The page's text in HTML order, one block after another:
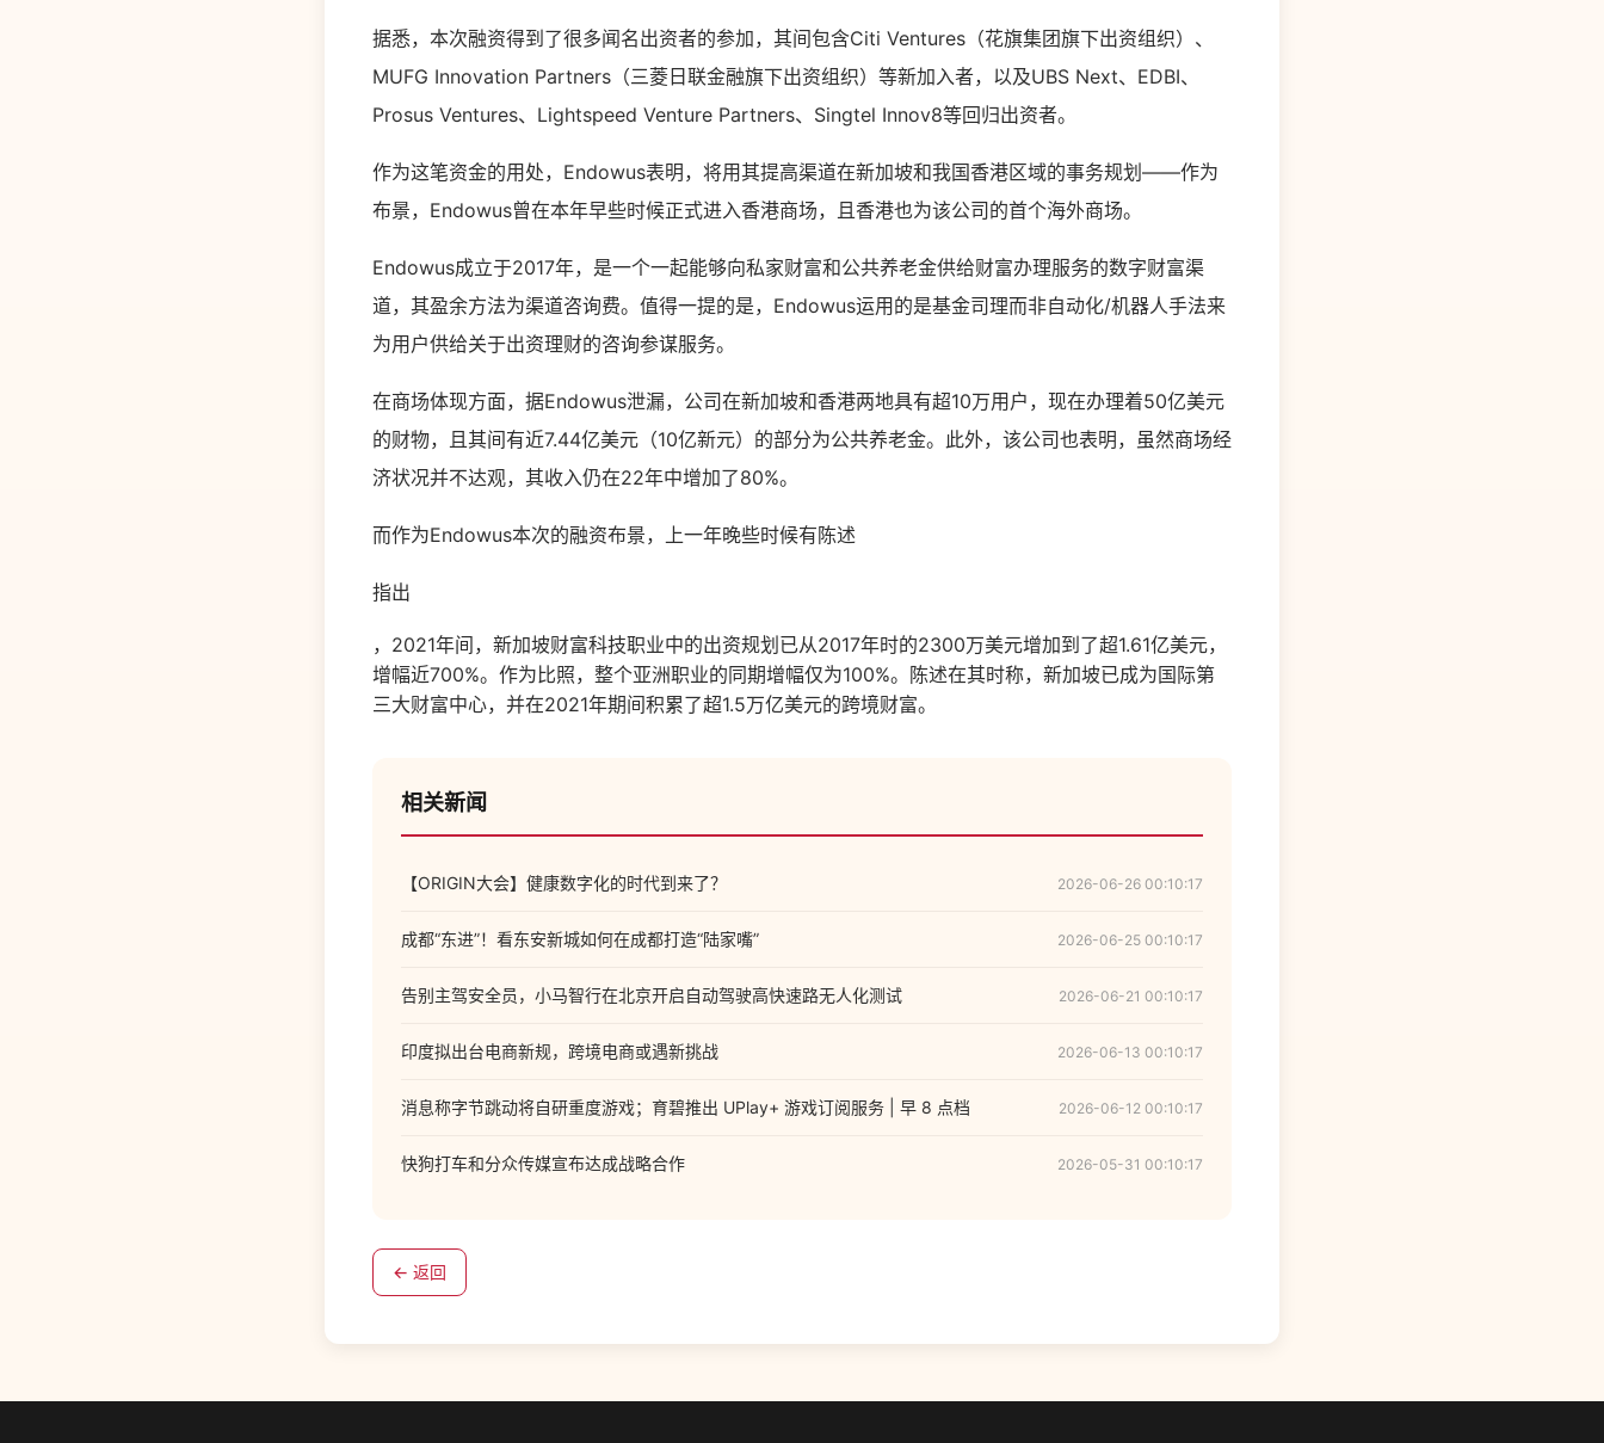
据悉，本次融资得到了很多闻名出资者的参加，其间包含Citi Ventures（花旗集团旗下出资组织）、
MUFG Innovation Partners（三菱日联金融旗下出资组织）等新加入者，以及UBS Next、EDBI、
Prosus Ventures、Lightspeed Venture Partners、Singtel Innov8等回归出资者。
作为这笔资金的用处，Endowus表明，将用其提高渠道在新加坡和我国香港区域的事务规划——作为
布景，Endowus曾在本年早些时候正式进入香港商场，且香港也为该公司的首个海外商场。
Endowus成立于2017年，是一个一起能够向私家财富和公共养老金供给财富办理服务的数字财富渠
道，其盈余方法为渠道咨询费。值得一提的是，Endowus运用的是基金司理而非自动化/机器人手法来
为用户供给关于出资理财的咨询参谋服务。
在商场体现方面，据Endowus泄漏，公司在新加坡和香港两地具有超10万用户，现在办理着50亿美元
的财物，且其间有近7.44亿美元（10亿新元）的部分为公共养老金。此外，该公司也表明，虽然商场经
济状况并不达观，其收入仍在22年中增加了80%。
而作为Endowus本次的融资布景，上一年晚些时候有陈述
指出
， 2021年间，新加坡财富科技职业中的出资规划已从2017年时的2300万美元增加到了超1.61亿美元，
增幅近700%。作为比照，整个亚洲职业的同期增幅仅为100%。陈述在其时称，新加坡已成为国际第
三大财富中心，并在2021年期间积累了超1.5万亿美元的跨境财富。
相关新闻
【ORIGIN大会】健康数字化的时代到来了？ 2026-06-26 00:10:17
成都“东进”！看东安新城如何在成都打造“陆家嘴” 2026-06-25 00:10:17
告别主驾安全员，小马智行在北京开启自动驾驶高快速路无人化测试 2026-06-21 00:10:17
印度拟出台电商新规，跨境电商或遇新挑战 2026-06-13 00:10:17
消息称字节跳动将自研重度游戏；育碧推出 UPlay+ 游戏订阅服务 | 早 8 点档 2026-06-12 00:10:17
快狗打车和分众传媒宣布达成战略合作 2026-05-31 00:10:17
← 返回